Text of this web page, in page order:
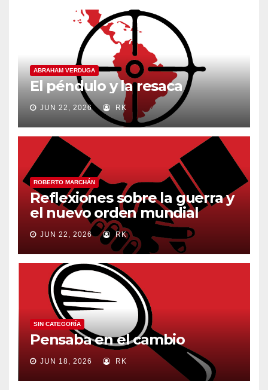
ABRAHAM VERDUGA
El péndulo y la resaca
JUN 22, 2026 RK
ROBERTO MARCHÁN
Reflexiones sobre la guerra y
el nuevo orden mundial
JUN 22, 2026 RK
SIN CATEGORÍA
Pensaba en el cambio
JUN 18, 2026 RK